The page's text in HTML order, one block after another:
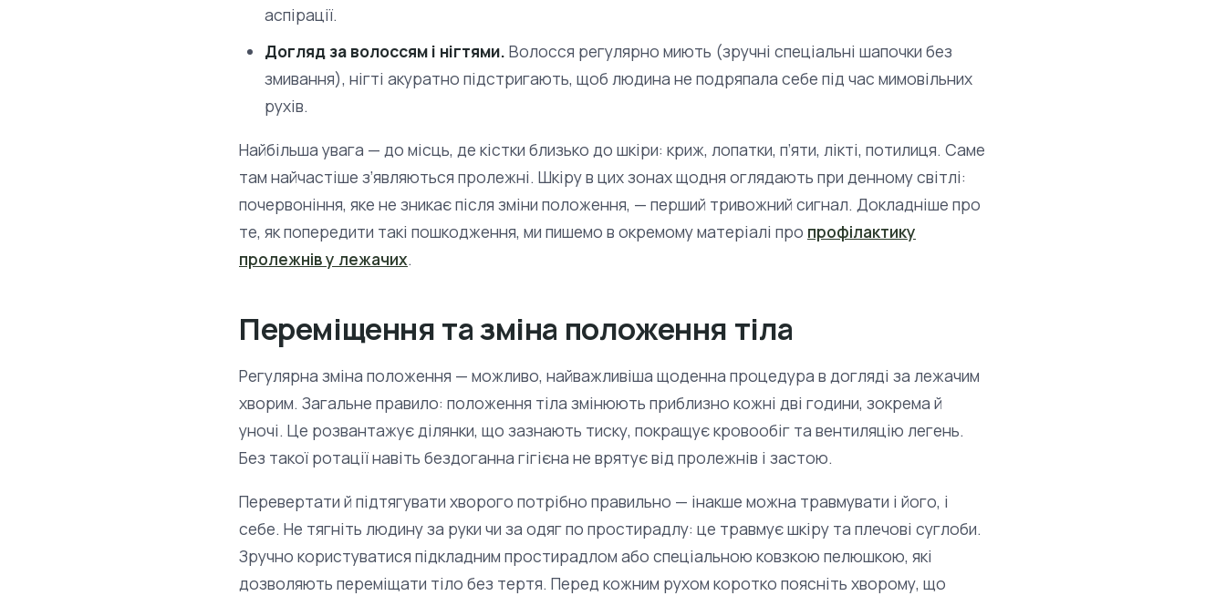
аспірації.
Догляд за волоссям і нігтями. Волосся регулярно миють (зручні спеціальні шапочки без
змивання), нігті акуратно підстригають, щоб людина не подряпала себе під час мимовільних
рухів.
Найбільша увага — до місць, де кістки близько до шкіри: криж, лопатки, п’яти, лікті, потилиця. Саме
там найчастіше з’являються пролежні. Шкіру в цих зонах щодня оглядають при денному світлі:
почервоніння, яке не зникає після зміни положення, — перший тривожний сигнал. Докладніше про
те, як попередити такі пошкодження, ми пишемо в окремому матеріалі про профілактику
пролежнів у лежачих.
Переміщення та зміна положення тіла
Регулярна зміна положення — можливо, найважливіша щоденна процедура в догляді за лежачим
хворим. Загальне правило: положення тіла змінюють приблизно кожні дві години, зокрема й
уночі. Це розвантажує ділянки, що зазнають тиску, покращує кровообіг та вентиляцію легень.
Без такої ротації навіть бездоганна гігієна не врятує від пролежнів і застою.
Перевертати й підтягувати хворого потрібно правильно — інакше можна травмувати і його, і
себе. Не тягніть людину за руки чи за одяг по простирадлу: це травмує шкіру та плечові суглоби.
Зручно користуватися підкладним простирадлом або спеціальною ковзкою пелюшкою, які
дозволяють переміщати тіло без тертя. Перед кожним рухом коротко поясніть хворому, що